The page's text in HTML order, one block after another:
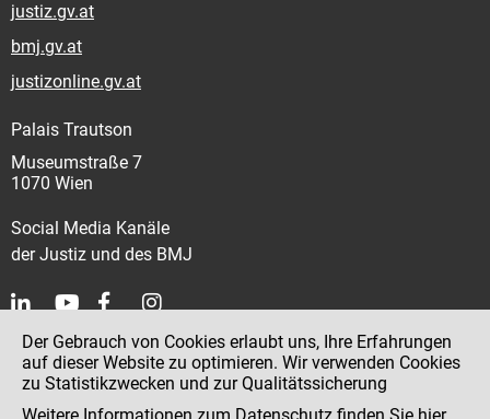
justiz.gv.at
bmj.gv.at
justizonline.gv.at
Palais Trautson
Museumstraße 7
1070 Wien
Social Media Kanäle
der Justiz und des BMJ
Kontakt
Impressum
Der Gebrauch von Cookies erlaubt uns, Ihre Erfahrungen
auf dieser Website zu optimieren. Wir verwenden Cookies
zu Statistikzwecken und zur Qualitätssicherung